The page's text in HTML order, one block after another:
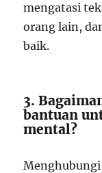
mengatasi
orang lain,
baik.
3.
bantuan
mental?